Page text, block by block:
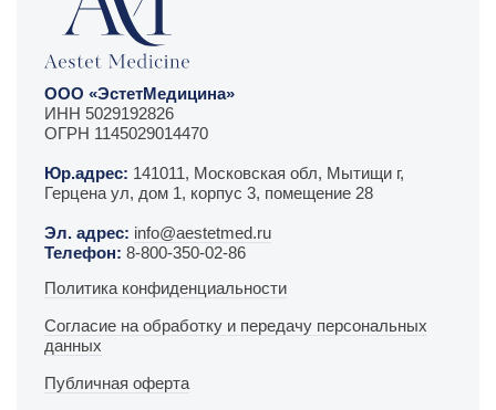
ООО «ЭстетМедицина»
ИНН 5029192826
ОГРН 1145029014470
Юр.адрес: 141011, Московская обл, Мытищи г,
Герцена ул, дом 1, корпус 3, помещение 28
Эл. адрес: info@aestetmed.ru
Телефон: 8-800-350-02-86
Политика конфиденциальности
Согласие на обработку и передачу персональных
данных
Публичная оферта